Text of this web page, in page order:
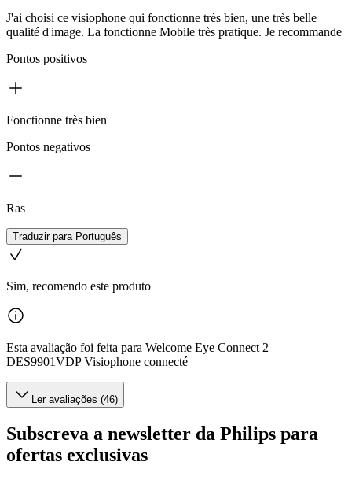
J'ai choisi ce visiophone qui fonctionne très bien, une très belle
qualité d'image. La fonctionne Mobile très pratique. Je recommande
Pontos positivos
Fonctionne très bien
Pontos negativos
Ras
Traduzir para Português
Sim, recomendo este produto
Esta avaliação foi feita para Welcome Eye Connect 2
DES9901VDP Visiophone connecté
Ler avaliações (46)
Subscreva a newsletter da Philips para
ofertas exclusivas